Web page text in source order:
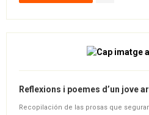
Reflexions i poemes d’un jove
Recopilación de las prosas que